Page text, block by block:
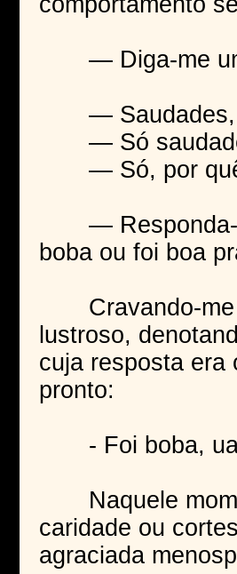
— Diga-me uma
— Saudades,
— Só
— Só, por
— Responda-
boba ou foi boa
Cravando-me
lustroso,
cuja resposta era
pronto:
- Foi boba, uai!
Naquele
caridade ou
agraciada